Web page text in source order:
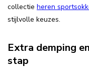
collectie heren
stijlvolle keuzes.
Extra demping
stap